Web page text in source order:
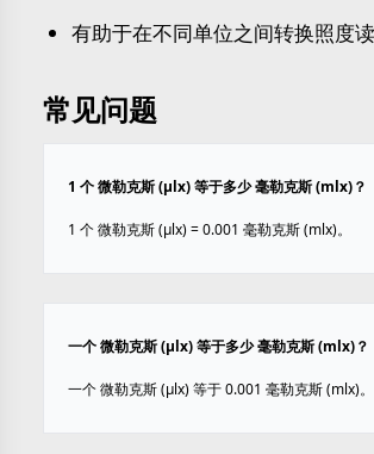
有助于在不同单位之间转换照度读
常见问题
1 个 微勒克斯 (µlx) 等于多少 毫勒克斯 (mlx)？
1 个 微勒克斯 (µlx) = 0.001 毫勒克斯 (mlx)。
一个 微勒克斯 (µlx) 等于多少 毫勒克斯 (mlx)？
一个 微勒克斯 (µlx) 等于 0.001 毫勒克斯 (mlx)。